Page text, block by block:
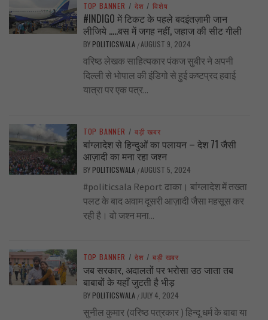
TOP BANNER / देश / विशेष
#INDIGO में टिकट के पहले बदइंतज़ामी जान
लीजिये …..बस में जगह नहीं, जहाज की सीट गीली
BY POLITICSWALA /AUGUST 9, 2024
वरिष्ठ लेखक साहित्यकार पंकज सुबीर ने अपनी
दिल्ली से भोपाल की इंडिगो से हुई कष्टप्रद हवाई
यात्रा पर एक पत्र...
TOP BANNER / बड़ी खबर
बांग्लादेश से हिन्दुओं का पलायन – देश 71 जैसी
आज़ादी का मना रहा जश्न
BY POLITICSWALA /AUGUST 5, 2024
#politicsala Report ढाका। बांग्लादेश में तख्ता
पलट के बाद अवाम दूसरी आज़ादी जैसा महसूस कर
रही है। वो जश्न मना...
TOP BANNER / देश / बड़ी खबर
जब सरकार, अदालतों पर भरोसा उठ जाता तब
बाबाबों के यहाँ जुटती है भीड़
BY POLITICSWALA / JULY 4, 2024
सुनील कुमार (वरिष्ठ पत्रकार ) हिन्दू धर्म के बाबा या